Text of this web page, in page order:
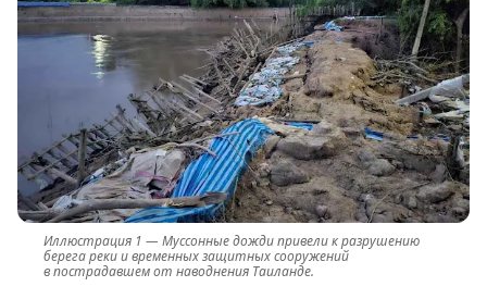
Муссонные дожди привели к разрушению
берега реки и временных защитных сооружений
в пострадавшем от наводнения Таиланде.